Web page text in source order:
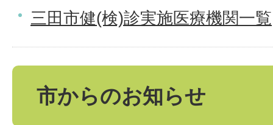
三田市健(検)診実施医療機関一覧
市からのお知らせ